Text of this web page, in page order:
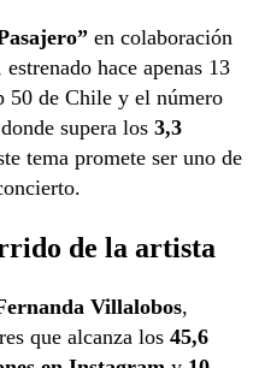
en colaboración
hace apenas 13
50 de Chile y el número
supera los 3,3
tema promete ser uno de
de la artista
Villalobos,
que alcanza los 45,6